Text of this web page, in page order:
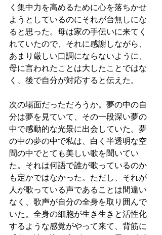
く集中力を高めるために心を落ちかせ
ようとしているのにそれが台無しにな
ると思った。母は家の手伝いに来てく
れていたので、それに感謝しながら、
あまり厳しい口調にならないように、
母に言われたことは大したことではな
く、後で自分が対応すると伝えた。
次の場面だっただろうか。夢の中の自
分は夢を見ていて、その一段深い夢の
中で感動的な光景に出会していた。夢
の中の夢の中で私は、白く半透明な空
間の中でとても美しい歌を聞いてい
た。それは何語で誰が歌っているのか
も定かではなかった。ただし、それが
人が歌っている声であることは間違い
なく、歌声が自分の全身を取り囲んで
いた。全身の細胞が生き生きと活性化
するような感覚がやって来て、背筋に